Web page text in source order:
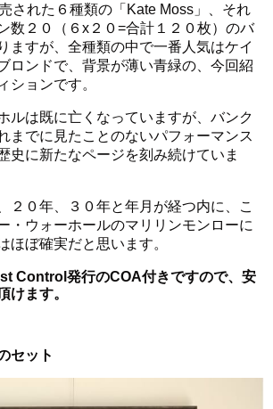
された６種類の「Kate Moss」、それ
数２０（６x２０=合計１２０枚）のバ
ますが、全種類の中で一番人気はケイ
ロンドで、背景が薄い青緑の、今回紹
ションです。
ルは既に亡くなっていますが、バンク
までに見たことのないパフォーマンス
史に新たなページを刻み続けていま
２０年、３０年と年月が経つ内に、こ
・ウォーホールのマリリンモンローに
ほぼ確実だと思います。
Control発行のCOA付きですので、安
けます。
セット